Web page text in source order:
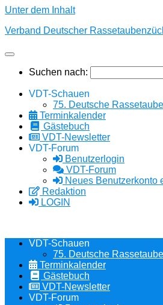
Unter dem Inhalt
Verband Deutscher
Suchen nach:
VDT-Schauen
75. Deutsche
Terminkalender
Gästebuch
VDT-Newsletter
VDT-Forum
Benutzerlogin
VDT-Forum
Neues Benutzerkonto
Redaktion
LOGIN
VDT-Schauen
75. Deutsche
Terminkalender
Gästebuch
VDT-Newsletter
VDT-Forum